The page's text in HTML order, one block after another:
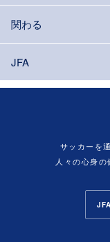
関わる
JFA
サッカーを
人々の心身